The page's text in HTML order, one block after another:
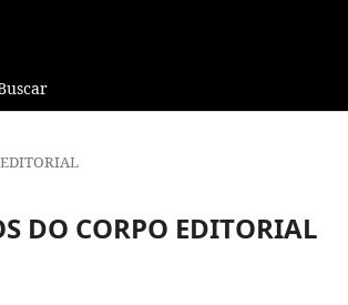
EDITORIAL
DO CORPO EDITORIAL